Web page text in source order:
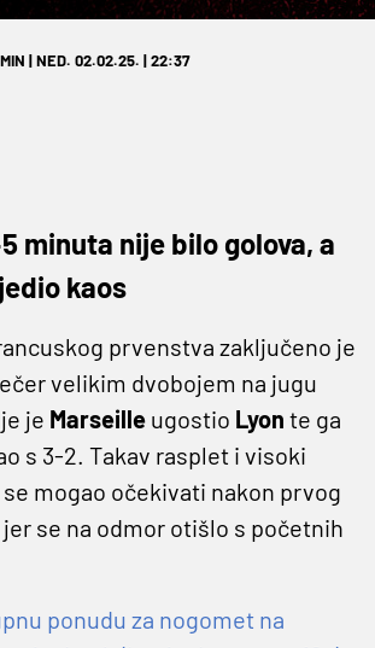
| NED. 02.02.25. | 22:37
minuta nije bilo golova, a
kaos
prvenstva zaključeno je
velikim dvobojem na jugu
je Marseille ugostio Lyon te ga
s 3-2. Takav rasplet i visoki
mogao očekivati nakon prvog
se na odmor otišlo s početnih
ponudu za nogomet na